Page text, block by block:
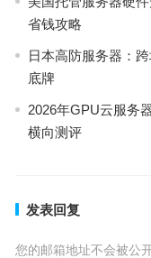
省钱攻略
日本高防服务器：
底牌
2026年GPU云服务
横向测评
发表回复
您的邮箱地址不会被公开